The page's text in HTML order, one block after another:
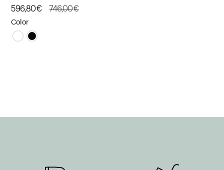
746,00€
El
precio
original
596,80€
El
precio
actual
Color